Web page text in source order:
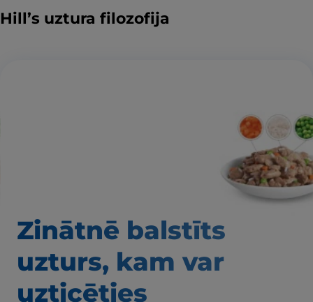
Hill’s uztura filozofija
Zinātnē balstīts
uzturs, kam var
uzticēties